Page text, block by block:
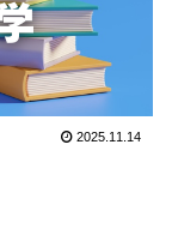
2025.11.14